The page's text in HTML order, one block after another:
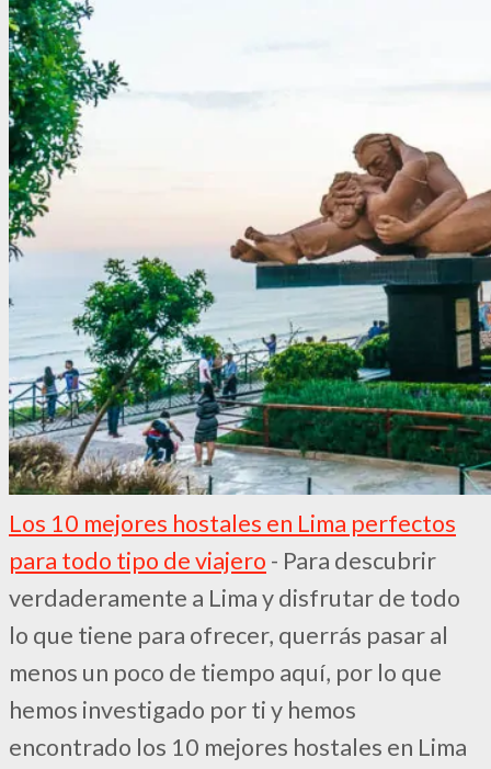
Los 10 mejores hostales en Lima perfectos
para todo tipo de viajero - Para descubrir
verdaderamente a Lima y disfrutar de todo
lo que tiene para ofrecer, querrás pasar al
menos un poco de tiempo aquí, por lo que
hemos investigado por ti y hemos
encontrado los 10 mejores hostales en Lima